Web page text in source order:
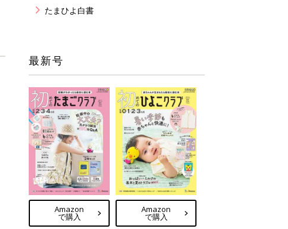
たまひよ白書
最新号
Amazon
で購入
Amazon
で購入